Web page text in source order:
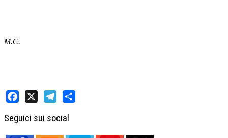
M.C.
Seguici sui social